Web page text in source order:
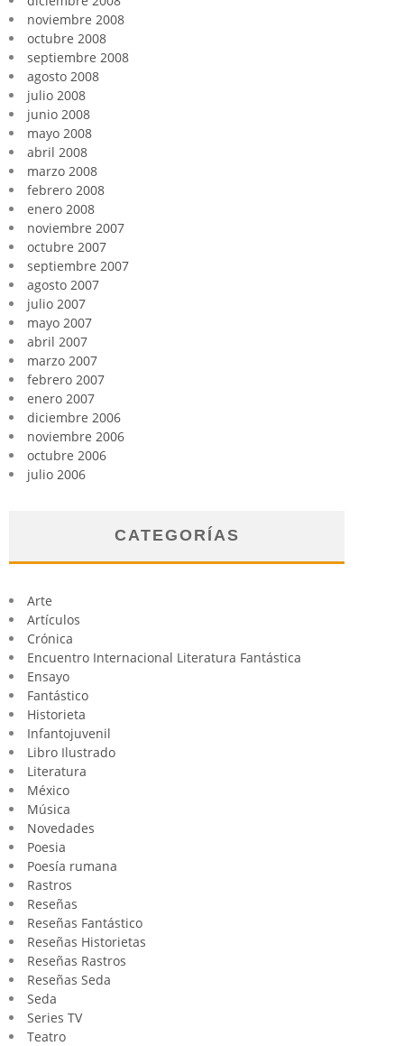
noviembre 2008
octubre 2008
septiembre 2008
agosto 2008
julio 2008
junio 2008
mayo 2008
abril 2008
marzo 2008
febrero 2008
enero 2008
noviembre 2007
octubre 2007
septiembre 2007
agosto 2007
julio 2007
mayo 2007
abril 2007
marzo 2007
febrero 2007
enero 2007
diciembre 2006
noviembre 2006
octubre 2006
julio 2006
CATEGORÍAS
Arte
Artículos
Crónica
Encuentro Internacional Literatura Fantástica
Ensayo
Fantástico
Historieta
Infantojuvenil
Libro Ilustrado
Literatura
México
Música
Novedades
Poesia
Poesía rumana
Rastros
Reseñas
Reseñas Fantástico
Reseñas Historietas
Reseñas Rastros
Reseñas Seda
Seda
Series TV
Teatro